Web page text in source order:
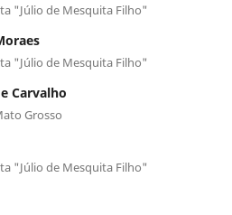
"Júlio de Mesquita Filho"
"Júlio de Mesquita Filho"
Carvalho
Grosso
"Júlio de Mesquita Filho"